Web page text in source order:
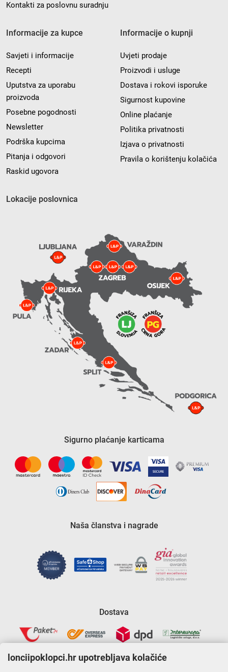
Kontakti za poslovnu suradnju
Informacije za kupce
Savjeti i informacije
Recepti
Uputstva za uporabu
proizvoda
Posebne pogodnosti
Newsletter
Podrška kupcima
Pitanja i odgovori
Raskid ugovora
Informacije o kupnji
Uvjeti prodaje
Proizvodi i usluge
Dostava i rokovi isporuke
Sigurnost kupovine
Online plaćanje
Politika privatnosti
Izjava o privatnosti
Pravila o korištenju kolačića
Lokacije poslovnica
Sigurno plaćanje karticama
Naša članstva i nagrade
Dostava
lonciipoklopci.hr upotrebljava kolačiće